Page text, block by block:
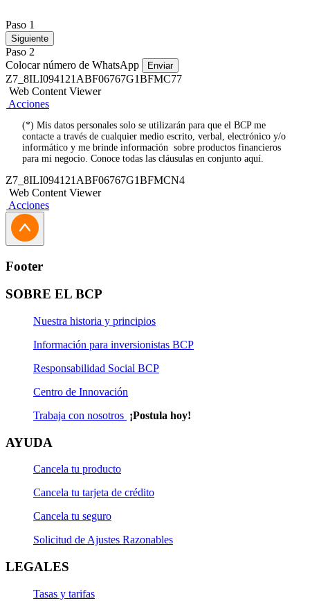
Paso 1
Siguiente
Paso 2
Colocar número de WhatsApp
Enviar
Z7_8ILI094121ABF06767G1BFMC77
Web Content Viewer
Acciones
(*) Mis datos personales solo se utilizarán para que el BCP me
contacte a través de cualquier medio escrito, verbal, electrónico y/o
informático y me brinde información sobre productos financieros
para mi negocio. Conoce todas las cláusulas en conjunto aquí.
Z7_8ILI094121ABF06767G1BFMCN4
Web Content Viewer
Acciones
Footer
SOBRE EL BCP
Nuestra historia y principios
Información para inversionistas BCP
Responsabilidad Social BCP
Centro de Innovación
Trabaja con nosotros ¡Postula hoy!
AYUDA
Cancela tu producto
Cancela tu tarjeta de crédito
Cancela tu seguro
Solicitud de Ajustes Razonables
LEGALES
Tasas y tarifas